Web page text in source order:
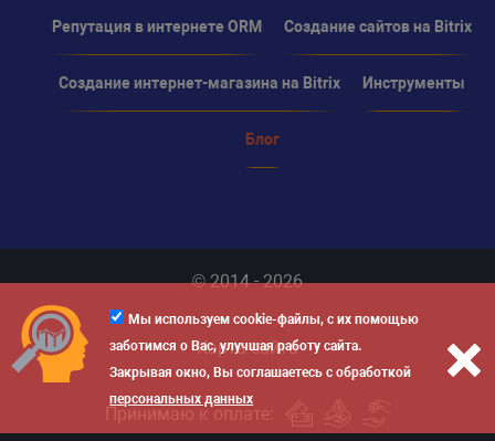
Мы используем cookie-файлы, с их помощью
заботимся о Вас, улучшая работу сайта.
Закрывая окно, Вы соглашаетесь с обработкой
персональных данных
Репутация в интернете ORM Создание сайтов на Bitrix
Создание интернет-магазина на Bitrix Инструменты
Блог
© 2014 - 2026
Карта сайта
Принимаю к оплате: